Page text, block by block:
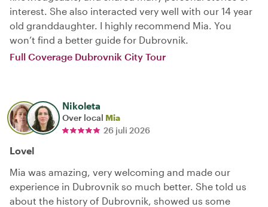
interest. She also interacted very well with our 14 year
old granddaughter. I highly recommend Mia. You
won’t find a better guide for Dubrovnik.
Full Coverage Dubrovnik City Tour
Nikoleta
Over local Mia
26 juli 2026
Lovel
Mia was amazing, very welcoming and made our
experience in Dubrovnik so much better. She told us
about the history of Dubrovnik, showed us some